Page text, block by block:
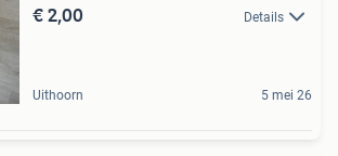
€ 2,00 Details
Uithoorn 5 mei 26